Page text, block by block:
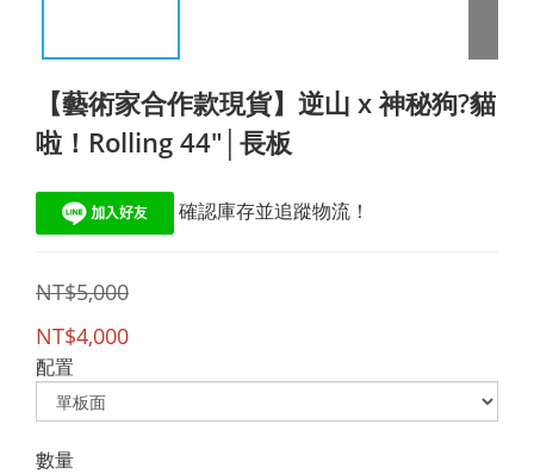
【藝術家合作款現貨】逆山 x 神秘狗?貓
啦！Rolling 44"│長板
確認庫存並追蹤物流！
NT$5,000
NT$4,000
配置
數量